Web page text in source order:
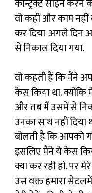
कॉन्ट्रैक्ट साइन करने
वो कहीं और काम
कर दिया. अगले दिन
से निकाल दिया गया.
वो कहती हैं कि मैंने
केस किया था. क्योंकि
और तब मैं उसमें से
उनका साथ नहीं
बोलती है कि आपको
इसलिए मैंने ये केस
क्या कर रही हो. पर
उस वक्त हमारा